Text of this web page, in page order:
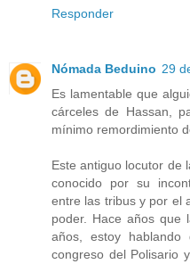
Responder
Nómada Beduino 29
Es lamentable que
cárceles de Hassan,
mínimo remordimiento
Este antiguo locutor de
conocido por su
entre las tribus y por el
poder. Hace años que
años, estoy
congreso del Polisario